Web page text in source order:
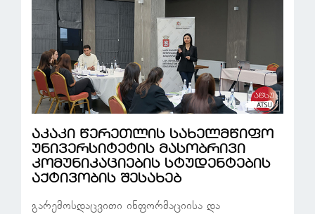
აკაკი წერეთლის სახელმწიფო
უნივერსიტეტის მასობრივი
კომუნიკაციების სტუდენტების
აქტივობის შესახებ
გარემოსდაცვითი ინფორმაციისა და